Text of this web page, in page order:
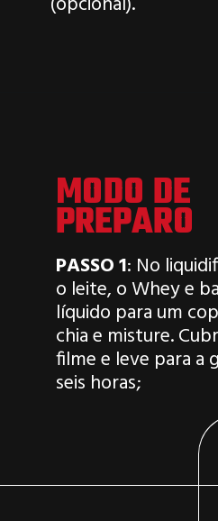
PASSO 1: No
o leite, o Whey e
líquido para um
chia e misture.
filme e leve para a
seis horas;
MODO DE
PREPARO